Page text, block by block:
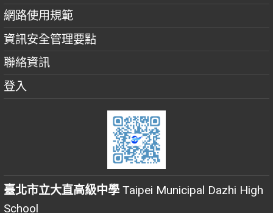
網路使用規範
資訊安全管理要點
聯絡資訊
登入
臺北市立大直高級中學 Taipei Municipal Dazhi High
School